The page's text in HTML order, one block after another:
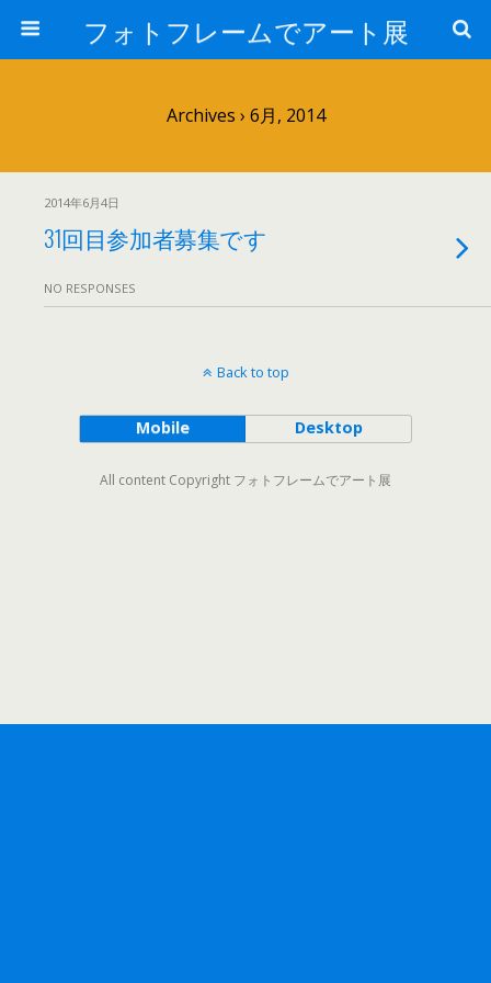
フォトフレームでアート展
Archives › 6月, 2014
2014年6月4日
31回目参加者募集です
NO RESPONSES
Back to top
Mobile Desktop
All content Copyright フォトフレームでアート展